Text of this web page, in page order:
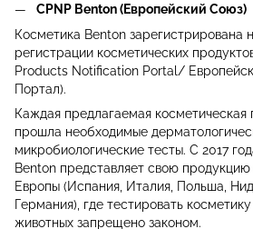
CPNP Benton (Европейский Союз)
Косметика Benton зарегистрирована
регистрации косметических
Products Notification Portal/
Портал).
Каждая предлагаемая косметическая
прошла необходимые
микробиологические тесты. С 2017
Benton представляет свою
Европы (Испания, Италия, Польша,
Германия), где тестировать
животных запрещено законом.